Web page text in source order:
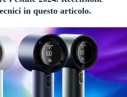
in questo articolo.